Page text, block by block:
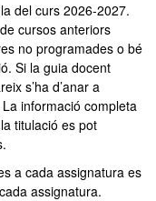
del curs 2026-2027.
cursos anteriors
no programades o bé
Si la guia docent
s’ha d’anar a
La informació completa
titulació es pot
a cada assignatura es
assignatura.